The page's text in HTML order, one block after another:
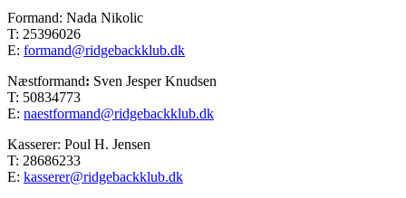
Formand: Nada Nikolic
T: 25396026
E: formand@ridgebackklub.dk
Næstformand: Sven Jesper Knudsen
T: 50834773
E: naestformand@ridgebackklub.dk
Kasserer: Poul H. Jensen
T: 28686233
E: kasserer@ridgebackklub.dk